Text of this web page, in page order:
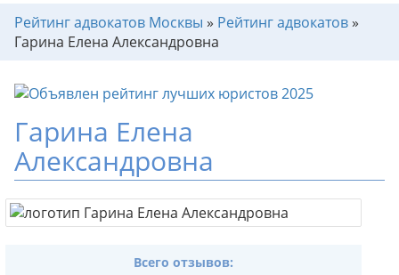
Рейтинг адвокатов Москвы » Рейтинг адвокатов»
Гарина Елена Александровна
Гарина Елена
Александровна
Всего отзывов: